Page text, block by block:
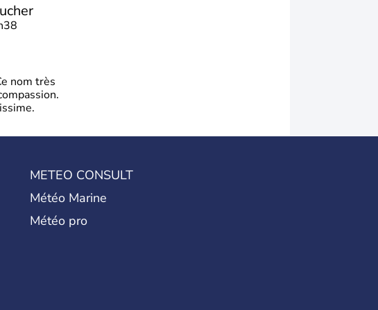
nom très
METEO CONSULT
Météo Marine
Météo pro